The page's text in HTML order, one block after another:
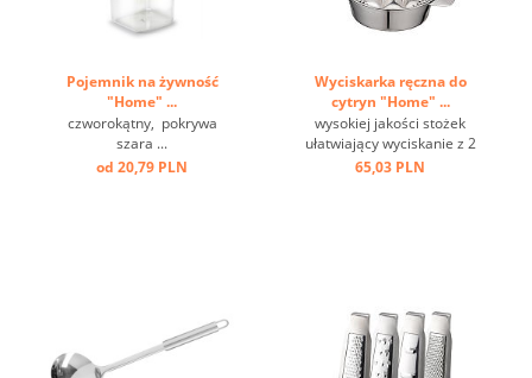
Pojemnik na żywność
"Home" ...
czworokątny, pokrywa
szara ...
od 20,79 PLN
Wyciskarka ręczna do
cytryn "Home" ...
wysokiej jakości stożek
ułatwiający wyciskanie z 2
wylewkami i szerokimi
65,03 PLN